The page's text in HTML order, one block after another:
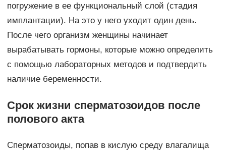
погружение в ее функциональный слой (стадия
имплантации). На это у него уходит один день.
После чего организм женщины начинает
вырабатывать гормоны, которые можно определить
с помощью лабораторных методов и подтвердить
наличие беременности.
Срок жизни сперматозоидов после
полового акта
Сперматозоиды, попав в кислую среду влагалища